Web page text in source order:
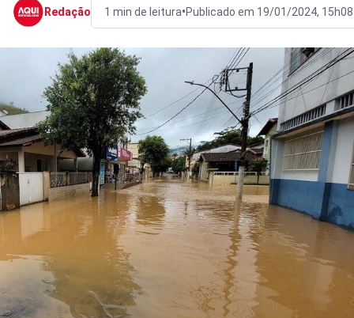
Redação 1 min de leitura•Publicado em 19/01/2024, 15h08